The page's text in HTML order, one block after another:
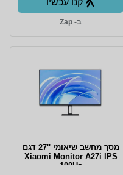
קנו עכשיו
ב- Zap
מסך מחשב שיאומי ''27 דגם
Xiaomi Monitor A27i IPS
100Hz